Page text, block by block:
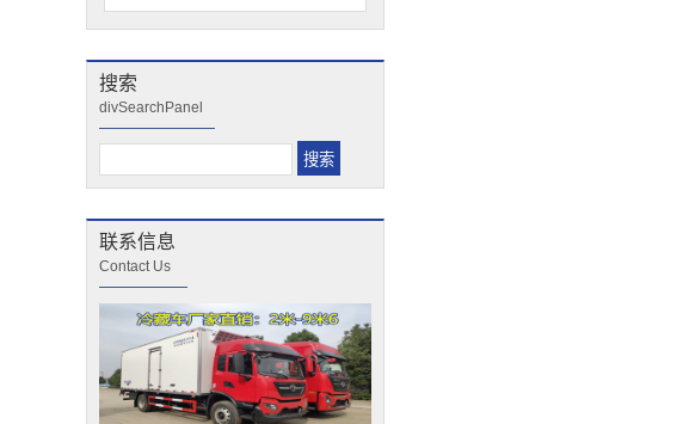
搜索
divSearchPanel
联系信息
Contact Us